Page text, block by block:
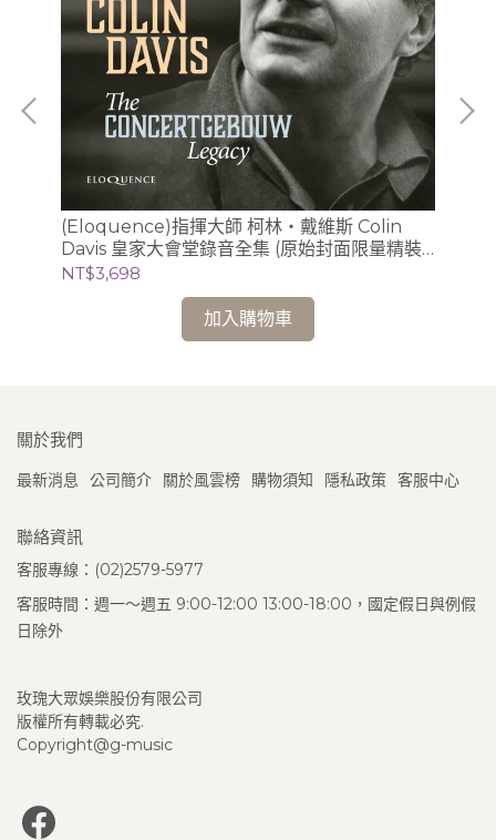
(Eloquence)指揮大師 柯林・戴維斯 Colin
Davis 皇家大會堂錄音全集 (原始封面限量精裝
版 18CD)
NT$3,698
加入購物車
關於我們
最新消息 公司簡介 關於風雲榜 購物須知 隱私政策 客服中心
聯絡資訊
客服專線：(02)2579-5977
客服時間：週一～週五 9:00-12:00 13:00-18:00，國定假日與例假
日除外
玫瑰大眾娛樂股份有限公司
版權所有轉載必究.
Copyright@g-music